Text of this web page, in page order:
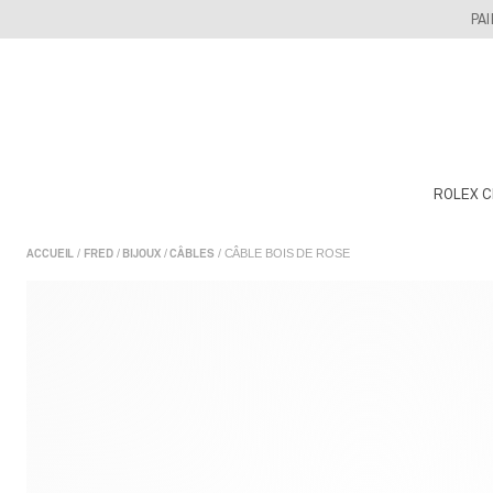
to
ROLEX
ACCUEIL / FRED/ BIJOUX/CÂBLES / CÂBLE BOIS DE ROSE